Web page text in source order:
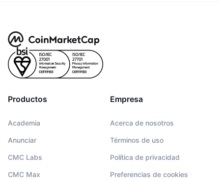
Productos
Academia
Anunciar
CMC Labs
CMC Max
Empresa
Acerca de nosotros
Términos de uso
Política de privacidad
Preferencias de cookies